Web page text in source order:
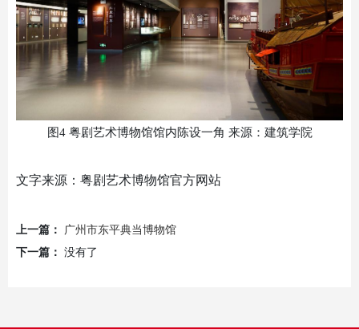
图4 粤剧艺术博物馆馆内陈设一角 来源：建筑学院
文字来源：粤剧艺术博物馆官方网站
上一篇：
广州市东平典当博物馆
下一篇： 没有了